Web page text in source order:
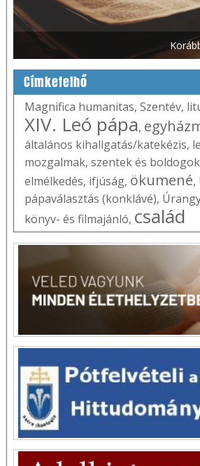
Címkefelhő
Magnifica humanitas, Szentév,
XIV. Leó pápa,
általános kihallgatás/katekézis,
mozgalmak, szentek és boldogok
elmélkedés, ifjúság, ökumené,
pápaválasztás (konklávé),
könyv- és filmajánló, család